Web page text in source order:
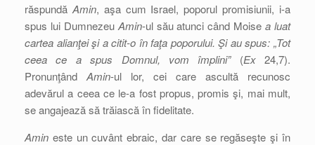
răspundă Amin, aşa cum Israel, poporul promisiunii, i-a
spus lui Dumnezeu Amin-ul său atunci când Moisea luat
cartea alianţei şi a citit-o în faţa poporului. Şi au spus: „Tot
ceea ce a spus Domnul, vom împlini”(Ex24,7).
Pronunţând Amin-ul lor, cei care ascultă recunosc
adevărul a ceea ce le-a fost propus, promis şi, mai mult,
se angajează să trăiască în fidelitate.
Amin este un cuvânt ebraic, dar care se regăseşte şi în